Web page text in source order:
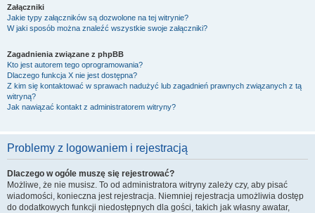
Załączniki
Jakie typy załączników są dozwolone na tej witrynie?
W jaki sposób można znaleźć wszystkie swoje załączniki?
Zagadnienia związane z phpBB
Kto jest autorem tego oprogramowania?
Dlaczego funkcja X nie jest dostępna?
Z kim się kontaktować w sprawach nadużyć lub zagadnień prawnych związanych z tą
witryną?
Jak nawiązać kontakt z administratorem witryny?
Problemy z logowaniem i rejestracją
Dlaczego w ogóle muszę się rejestrować?
Możliwe, że nie musisz. To od administratora witryny zależy czy, aby pisać
wiadomości, konieczna jest rejestracja. Niemniej rejestracja umożliwia dostęp
do dodatkowych funkcji niedostępnych dla gości, takich jak własny awatar,